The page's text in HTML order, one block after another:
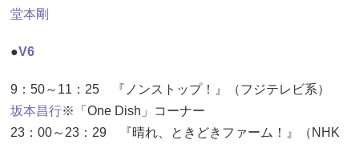
堂本剛
●V6
9：50～11：25 『ノンストップ！』（フジテレビ系）
坂本昌行※「One Dish」コーナー
23：00～23：29 『晴れ、ときどきファーム！』（NHK